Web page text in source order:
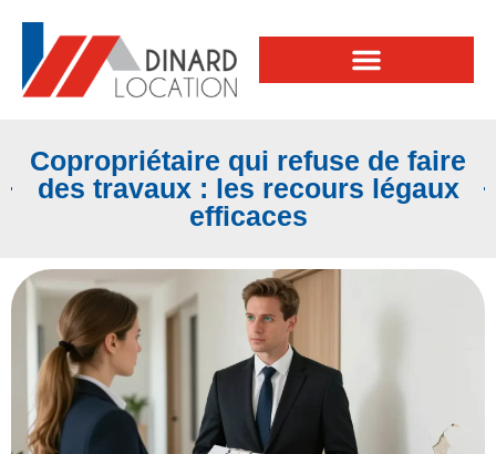
Copropriétaire qui refuse de faire
des travaux : les recours légaux
efficaces